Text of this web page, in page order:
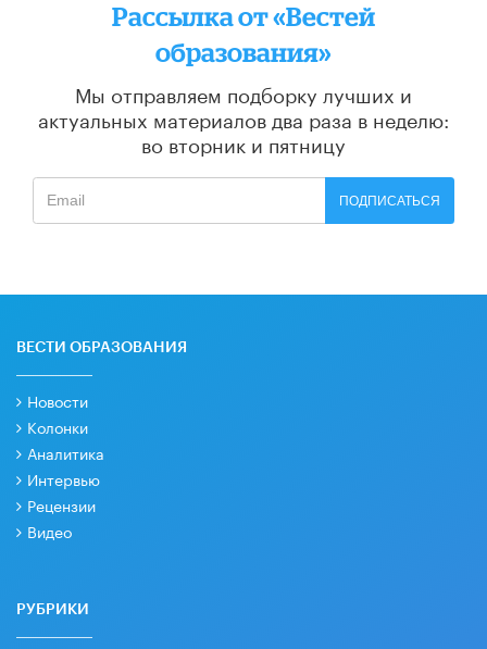
Рассылка от «Вестей
образования»
Мы отправляем подборку лучших и
актуальных материалов два раза в неделю:
во вторник и пятницу
ПОДПИСАТЬСЯ
ВЕСТИ ОБРАЗОВАНИЯ
Новости
Колонки
Аналитика
Интервью
Рецензии
Видео
РУБРИКИ